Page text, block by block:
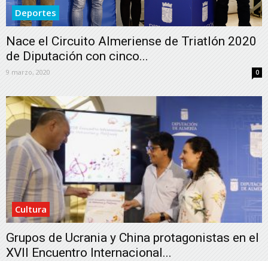
Deportes
Nace el Circuito Almeriense de Triatlón 2020
de Diputación con cinco...
9 marzo, 2020 0
Cultura
Grupos de Ucrania y China protagonistas en el
XVII Encuentro Internacional...